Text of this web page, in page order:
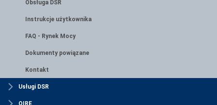
Obsługa DSR
Instrukcje użytkownika
FAQ - Rynek Mocy
Dokumenty powiązane
Kontakt
Usługi DSR
OIRE